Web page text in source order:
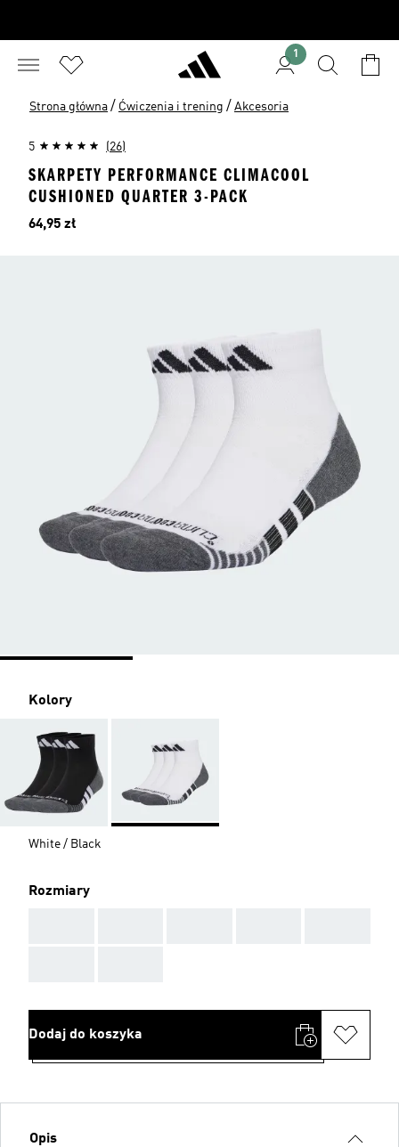
1
Strona główna / Ćwiczenia i trening / Akcesoria
5 (26)
SKARPETY PERFORMANCE CLIMACOOL
CUSHIONED QUARTER 3-PACK
Cena
64,95 zł
Kolory
White / Black
Rozmiary
Dodaj do koszyka
Opis